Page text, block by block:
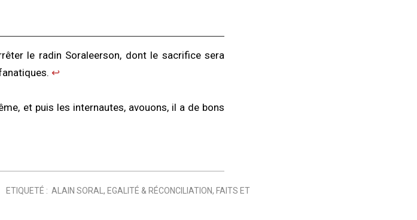
le radin Soraleerson, dont le sacrifice sera
↩︎
et puis les internautes, avouons, il a de bons
ETIQUETÉ : ALAIN SORAL, EGALITÉ & RÉCONCILIATION, FAITS ET